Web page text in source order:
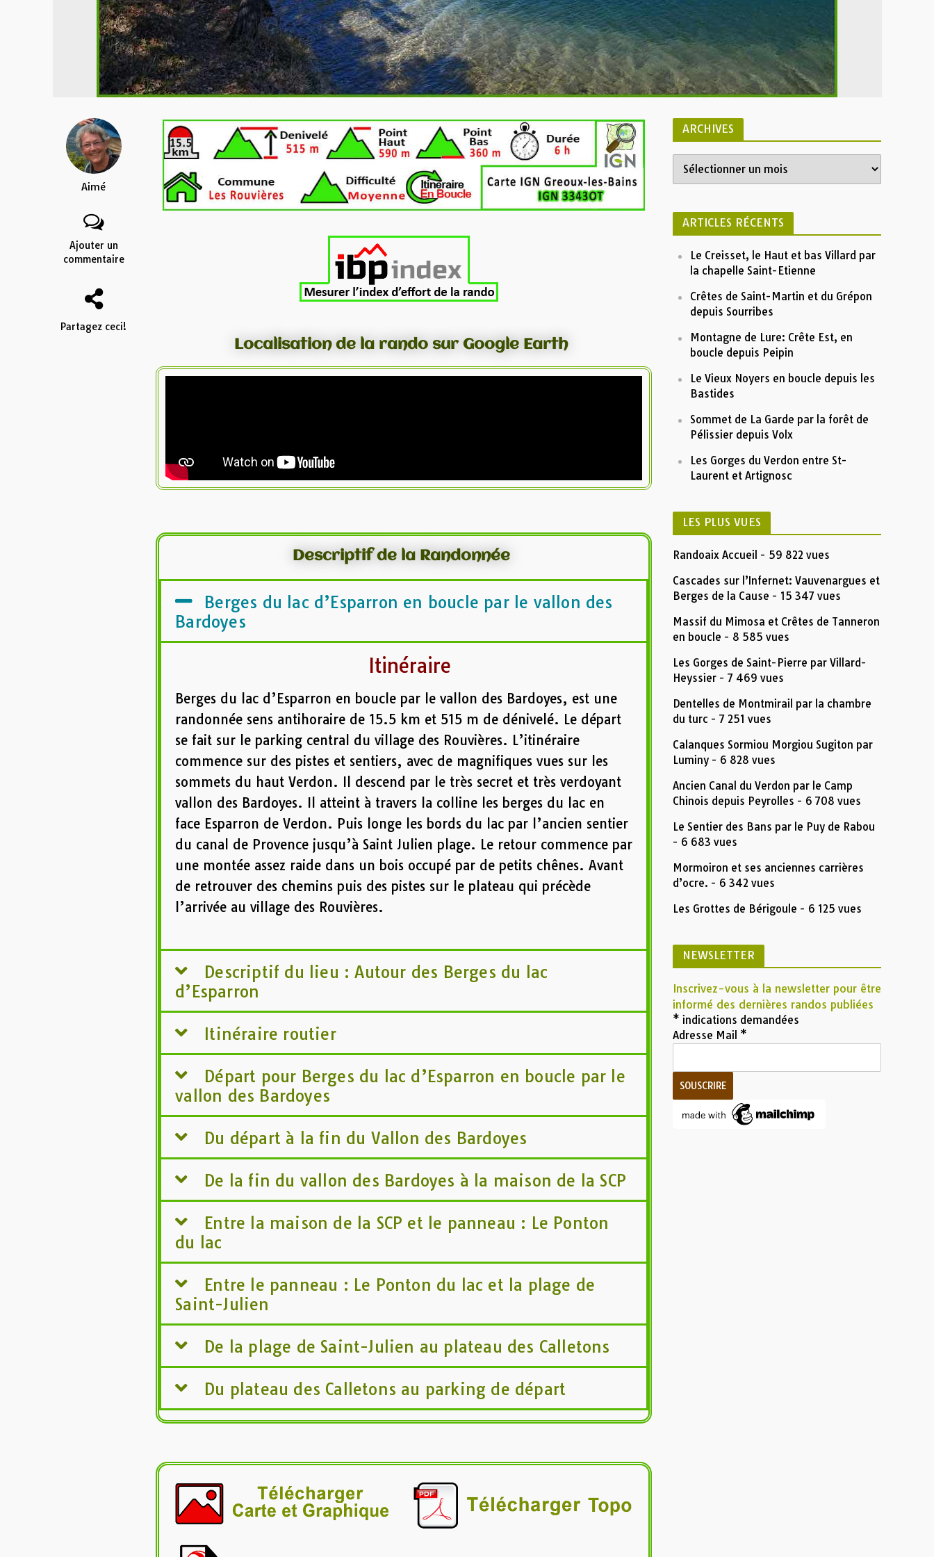
Aimé
Ajouter un
commentaire
Partagez ceci!
Localisation de la rando sur Google Earth
Descriptif de la Randonnée
Berges du lac d’Esparron en boucle par le vallon des
Bardoyes
Itinéraire
Berges du lac d’Esparron en boucle par le vallon des Bardoyes, est une
randonnée sens antihoraire de 15.5 km et 515 m de dénivelé. Le départ
se fait sur le parking central du village des Rouvières. L’itinéraire
commence sur des pistes et sentiers, avec de magnifiques vues sur les
sommets du haut Verdon. Il descend par le très secret et très verdoyant
vallon des Bardoyes. Il atteint à travers la colline les berges du lac en
face Esparron de Verdon. Puis longe les bords du lac par l’ancien sentier
du canal de Provence jusqu’à Saint Julien plage. Le retour commence par
une montée assez raide dans un bois occupé par de petits chênes. Avant
de retrouver des chemins puis des pistes sur le plateau qui précède
l’arrivée au village des Rouvières.
Descriptif du lieu : Autour des Berges du lac
d’Esparron
Itinéraire routier
Départ pour Berges du lac d’Esparron en boucle par le
vallon des Bardoyes
Du départ à la fin du Vallon des Bardoyes
De la fin du vallon des Bardoyes à la maison de la SCP
Entre la maison de la SCP et le panneau : Le Ponton
du lac
Entre le panneau : Le Ponton du lac et la plage de
Saint-Julien
De la plage de Saint-Julien au plateau des Calletons
Du plateau des Calletons au parking de départ
ARCHIVES
ARTICLES RÉCENTS
Le Creisset, le Haut et bas Villard par
la chapelle Saint-Etienne
Crêtes de Saint-Martin et du Grépon
depuis Sourribes
Montagne de Lure: Crête Est, en
boucle depuis Peipin
Le Vieux Noyers en boucle depuis les
Bastides
Sommet de La Garde par la forêt de
Pélissier depuis Volx
Les Gorges du Verdon entre St-
Laurent et Artignosc
LES PLUS VUES
Randoaix Accueil - 59 822 vues
Cascades sur l’Infernet: Vauvenargues et
Berges de la Cause - 15 347 vues
Massif du Mimosa et Crêtes de Tanneron
en boucle - 8 585 vues
Les Gorges de Saint-Pierre par Villard-
Heyssier - 7 469 vues
Dentelles de Montmirail par la chambre
du turc - 7 251 vues
Calanques Sormiou Morgiou Sugiton par
Luminy - 6 828 vues
Ancien Canal du Verdon par le Camp
Chinois depuis Peyrolles - 6 708 vues
Le Sentier des Bans par le Puy de Rabou
- 6 683 vues
Mormoiron et ses anciennes carrières
d’ocre. - 6 342 vues
Les Grottes de Bérigoule - 6 125 vues
NEWSLETTER
Inscrivez-vous à la newsletter pour être
informé des dernières randos publiées
* indications demandées
Adresse Mail *